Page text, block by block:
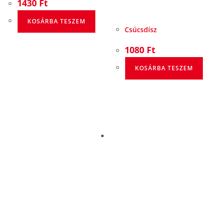
1430 Ft
KOSÁRBA TESZEM
Csúcsdísz
1080 Ft
KOSÁRBA TESZEM